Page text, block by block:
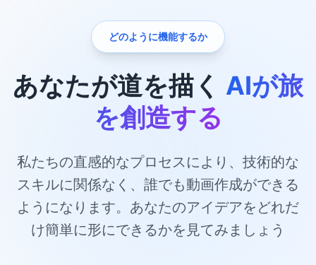
どのように機能するか
あなたが道を描く AIが旅
を創造する
私たちの直感的なプロセスにより、技術的な
スキルに関係なく、誰でも動画作成ができる
ようになります。あなたのアイデアをどれだ
け簡単に形にできるかを見てみましょう